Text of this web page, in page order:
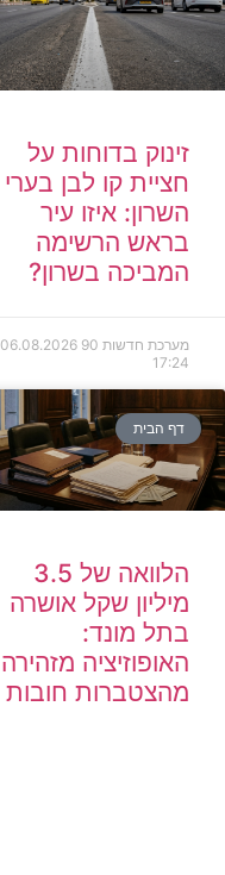
זינוק בדוחות על
חציית קו לבן בערי
השרון: איזו עיר
בראש הרשימה
המביכה בשרון?
מערכת חדשות 90
06.08.2026
17:24
דף הבית
הלוואה של 3.5
מיליון שקל אושרה
בתל מונד:
האופוזיציה מזהירה
מהצטברות חובות